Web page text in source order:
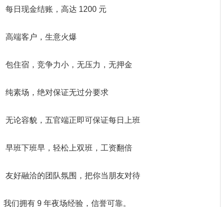
每日现金结账，高达 1200 元
高端客户，生意火爆
包住宿，竞争力小，无压力，无押金
纯素场，绝对保证无过分要求
无论容貌，五官端正即可保证每日上班
早班下班早，轻松上双班，工资翻倍
友好融洽的团队氛围，把你当朋友对待
我们拥有 9 年夜场经验，信誉可靠。